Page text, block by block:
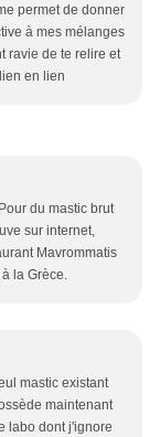
permet de donner
à mes mélanges
ravie de te relire et
en lien
du mastic brut
sur internet,
Mavrommatis
la Grèce.
mastic existant
maintenant
labo dont j'ignore